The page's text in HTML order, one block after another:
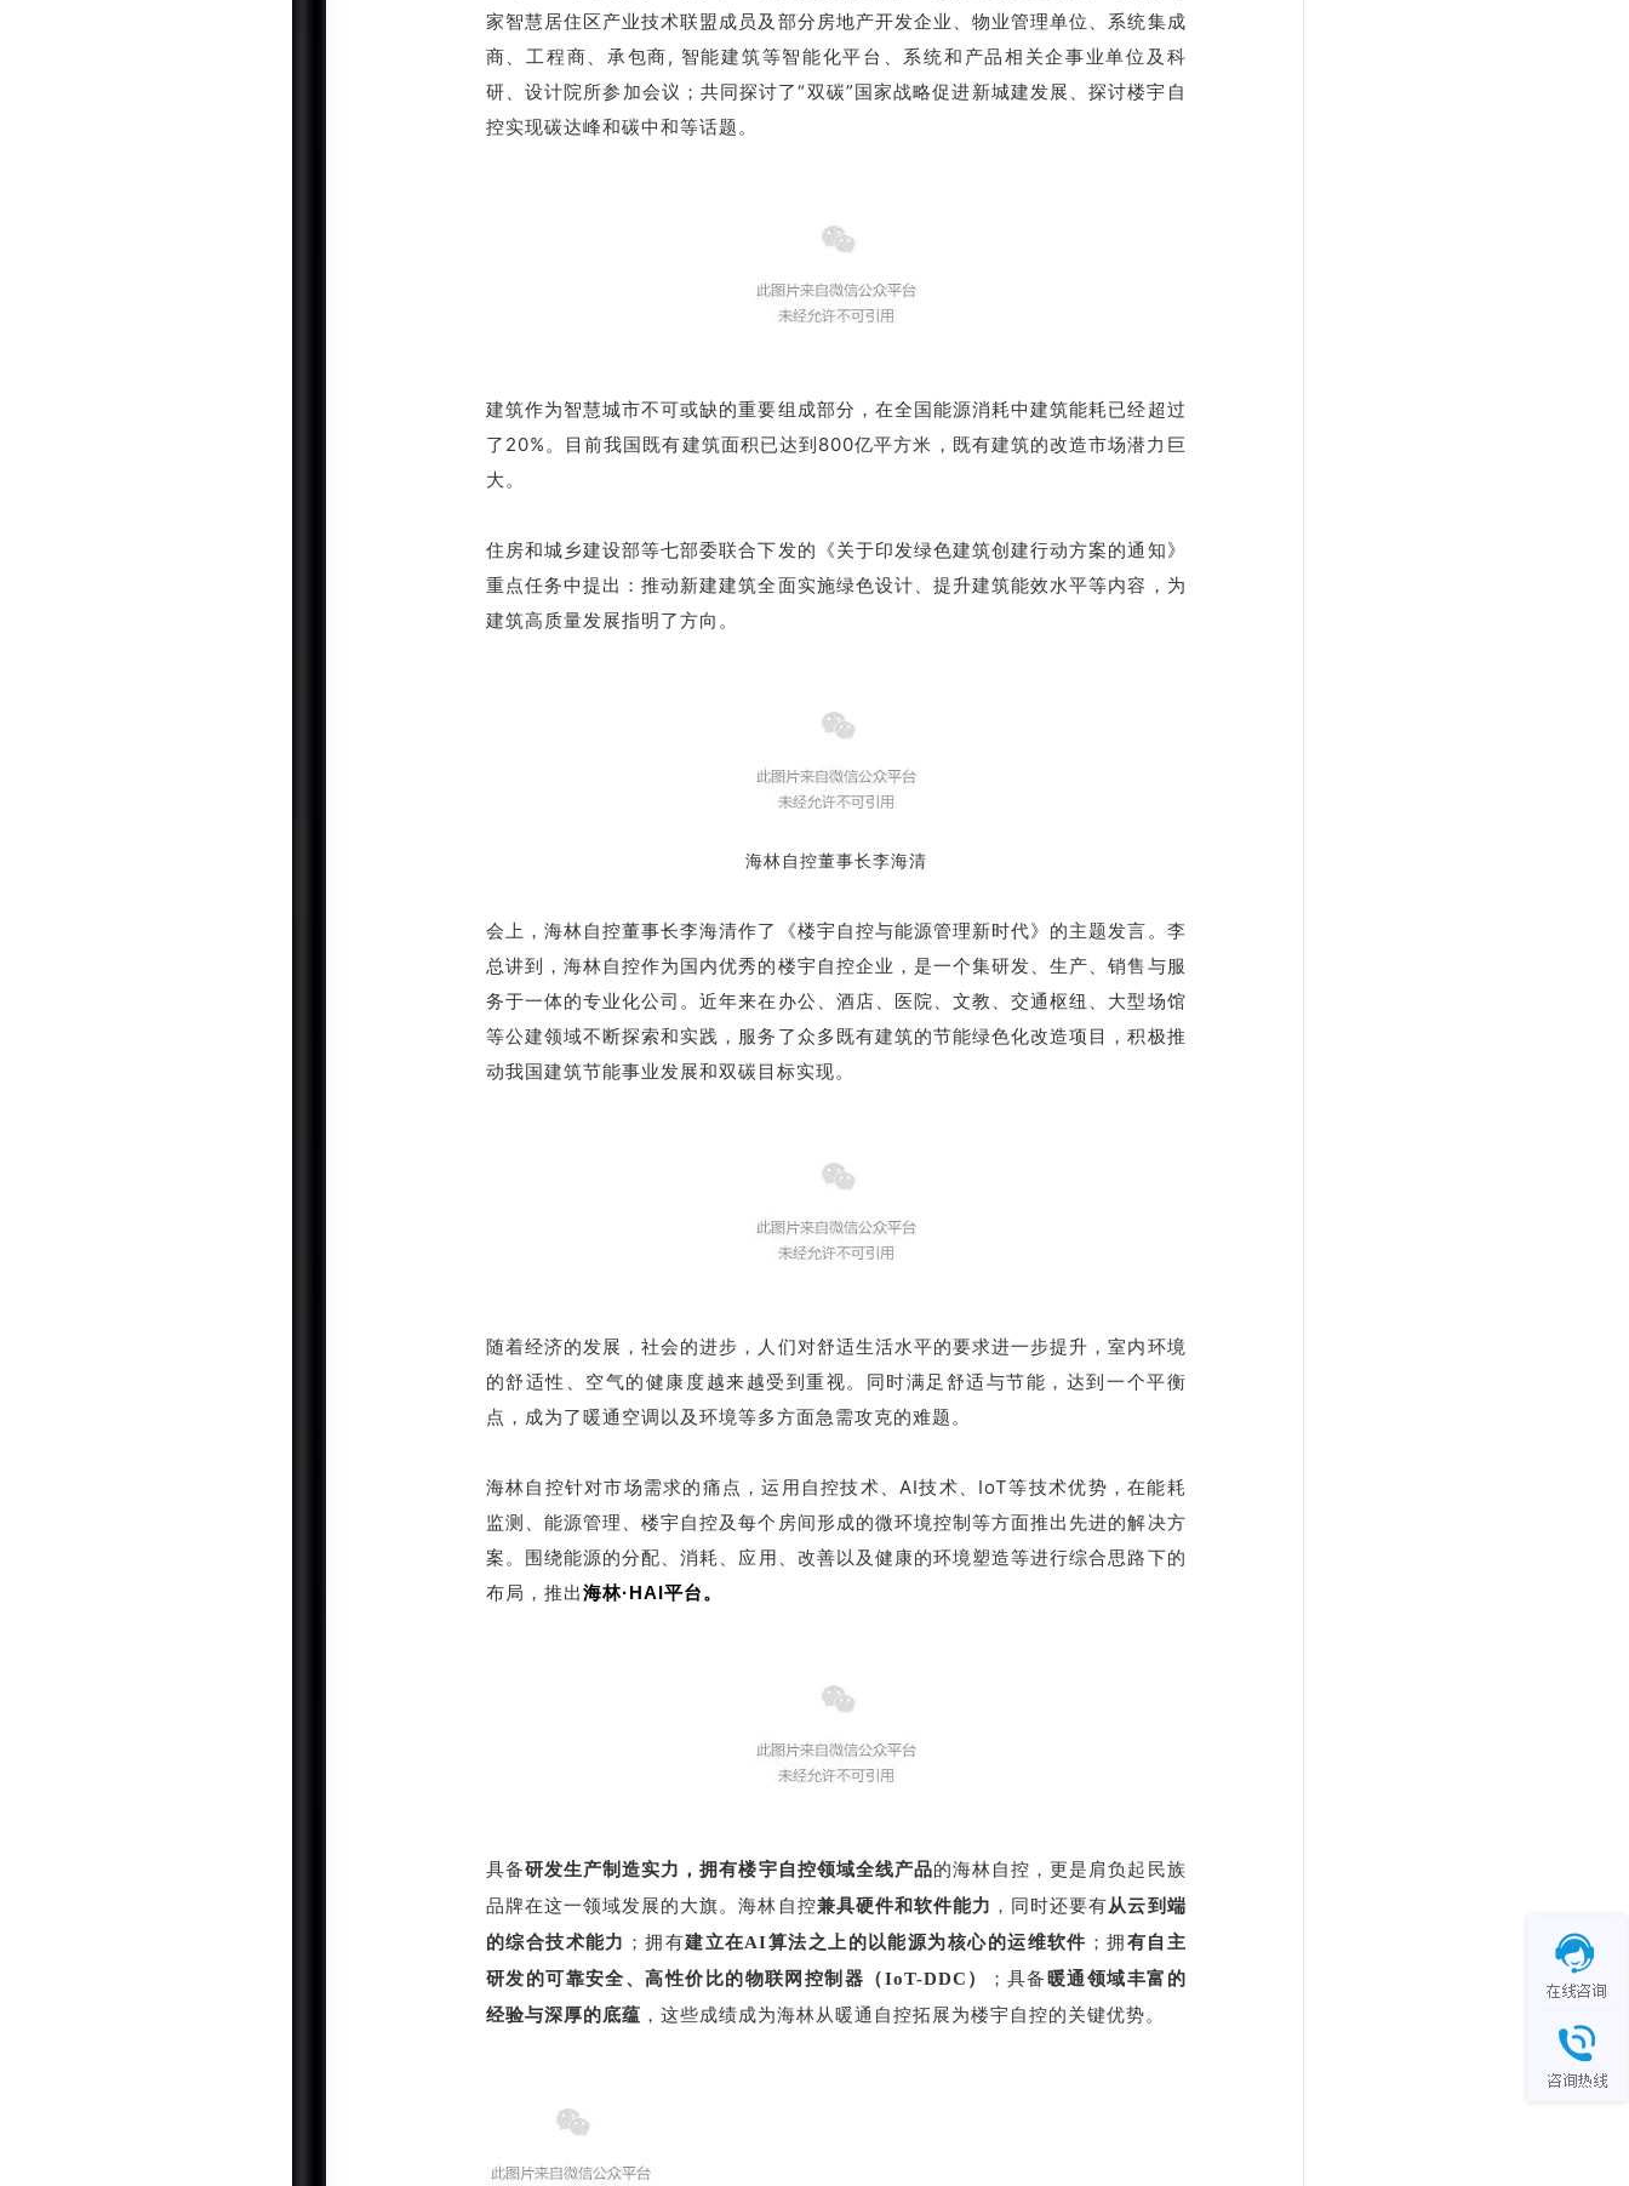
家智慧居住区产业技术联盟成员及部分房地产开发企业、物业管理单位、系统集成
商、工程商、承包商, 智能建筑等智能化平台、系统和产品相关企事业单位及科
研、设计院所参加会议；共同探讨了“双碳”国家战略促进新城建发展、探讨楼宇自
控实现碳达峰和碳中和等话题。
建筑作为智慧城市不可或缺的重要组成部分，在全国能源消耗中建筑能耗已经超过
了20%。目前我国既有建筑面积已达到800亿平方米，既有建筑的改造市场潜力巨
大。
住房和城乡建设部等七部委联合下发的《关于印发绿色建筑创建行动方案的通知》
重点任务中提出：推动新建建筑全面实施绿色设计、提升建筑能效水平等内容，为
建筑高质量发展指明了方向。
海林自控董事长李海清
会上，海林自控董事长李海清作了《楼宇自控与能源管理新时代》的主题发言。李
总讲到，海林自控作为国内优秀的楼宇自控企业，是一个集研发、生产、销售与服
务于一体的专业化公司。近年来在办公、酒店、医院、文教、交通枢纽、大型场馆
等公建领域不断探索和实践，服务了众多既有建筑的节能绿色化改造项目，积极推
动我国建筑节能事业发展和双碳目标实现。
随着经济的发展，社会的进步，人们对舒适生活水平的要求进一步提升，室内环境
的舒适性、空气的健康度越来越受到重视。 同时满足舒适与节能，达到一个平衡
点，成为了暖通空调以及环境等多方面急需攻克的难题。
海林自控针对市场需求的痛点，运用自控技术、AI技术、IoT等技术优势，在能耗
监测、能源管理、楼宇自控及每个房间形成的微环境控制等方面推出先进的解决方
案。
围绕能源的分配、消耗、应用、改善以及健康的环境塑造等进行综合思路下的
布局， 推出海林·HAI平台。
具备研发生产制造实力，拥有楼宇自控领域全线产品的海林自控，更是肩负起民族
品牌在这一领域发展的大旗。海林自控兼具硬件和软件能力 ，同时还要有从云到端
的综合技术能力 ；拥有建立在AI算法之上的以能源为核心的运维软件 ；拥 有自主
研发的可靠安全、高性价比的物联网控制器（IoT-DDC）
；具备暖通领域丰富的
经验与深厚的底蕴 ，这些成绩成为海林从暖通自控拓展为楼宇自控的关键优势。